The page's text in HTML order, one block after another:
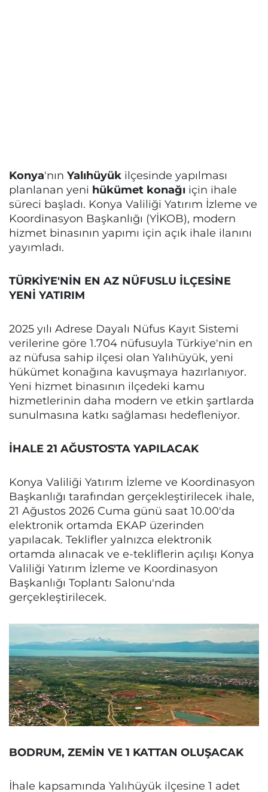
Konya'nın Yalıhüyük ilçesinde yapılması
planlanan yeni hükümet konağı için ihale
süreci başladı. Konya Valiliği Yatırım İzleme ve
Koordinasyon Başkanlığı (YİKOB), modern
hizmet binasının yapımı için açık ihale ilanını
yayımladı.
TÜRKİYE'NİN EN AZ NÜFUSLU İLÇESİNE
YENİ YATIRIM
2025 yılı Adrese Dayalı Nüfus Kayıt Sistemi
verilerine göre 1.704 nüfusuyla Türkiye'nin en
az nüfusa sahip ilçesi olan Yalıhüyük, yeni
hükümet konağına kavuşmaya hazırlanıyor.
Yeni hizmet binasının ilçedeki kamu
hizmetlerinin daha modern ve etkin şartlarda
sunulmasına katkı sağlaması hedefleniyor.
İHALE 21 AĞUSTOS'TA YAPILACAK
Konya Valiliği Yatırım İzleme ve Koordinasyon
Başkanlığı tarafından gerçekleştirilecek ihale,
21 Ağustos 2026 Cuma günü saat 10.00'da
elektronik ortamda EKAP üzerinden
yapılacak. Teklifler yalnızca elektronik
ortamda alınacak ve e-tekliflerin açılışı Konya
Valiliği Yatırım İzleme ve Koordinasyon
Başkanlığı Toplantı Salonu'nda
gerçekleştirilecek.
BODRUM, ZEMİN VE 1 KATTAN OLUŞACAK
İhale kapsamında Yalıhüyük ilçesine 1 adet